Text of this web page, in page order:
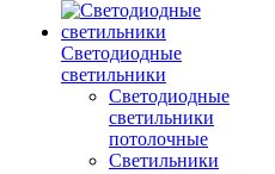
Светодиодные
светильники
Светодиодные
светильники
потолочные
Светильники